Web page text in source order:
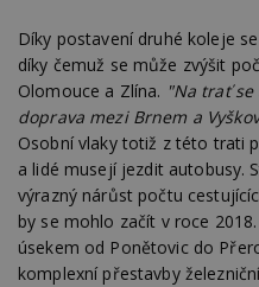
Díky postavení druhé koleje
díky čemuž se může zvýšit
Olomouce a Zlína. "Na trať
doprava mezi Brnem a
Osobní vlaky totiž z této trati
a lidé musejí jezdit autobusy.
výrazný nárůst počtu
by se mohlo začít v roce
úsekem od Ponětovic do
komplexní přestavby